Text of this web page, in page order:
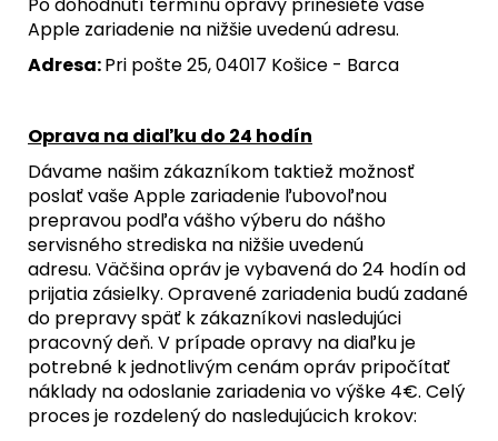
Apple zariadenie na nižšie uvedenú adresu.
Adresa:Pri pošte 25, 04017 Košice - Barca
Oprava na diaľku do 24 hodín
Dávame našim zákazníkom taktiež možnosť
poslať vaše Apple zariadenie ľubovoľnou
prepravou podľa vášho výberu do nášho
servisného strediska na nižšie uvedenú
adresu. Väčšina opráv je vybavená do 24 hodín od
prijatia zásielky. Opravené zariadenia budú zadané
do prepravy späť k zákazníkovi nasledujúci
pracovný deň. V prípade opravy na diaľku je
potrebné k jednotlivým cenám opráv pripočítať
náklady na odoslanie zariadenia vo výške 4€. Celý
proces je rozdelený do nasledujúcich krokov: